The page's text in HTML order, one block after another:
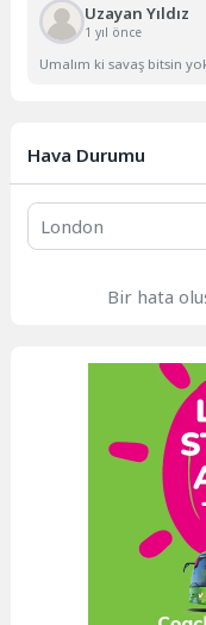
Uzayan Yıldız
1 yıl önce
Umalım ki savaş bitsin
Hava Durumu
Bir hata